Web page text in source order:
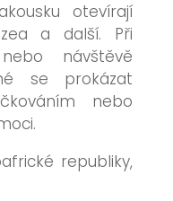
otevírají
a další. Při
návštěvě
se prokázat
nebo
republiky,